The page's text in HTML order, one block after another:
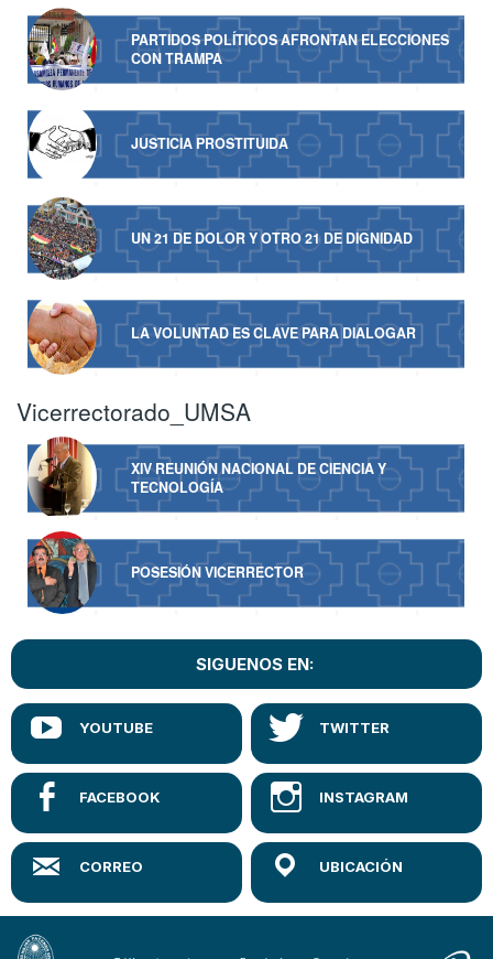
PARTIDOS POLÍTICOS AFRONTAN ELECCIONES
CON TRAMPA
JUSTICIA PROSTITUIDA
UN 21 DE DOLOR Y OTRO 21 DE DIGNIDAD
LA VOLUNTAD ES CLAVE PARA DIALOGAR
Vicerrectorado_UMSA
XIV REUNIÓN NACIONAL DE CIENCIA Y
TECNOLOGÍA
POSESIÓN VICERRECTOR
SIGUENOS EN: